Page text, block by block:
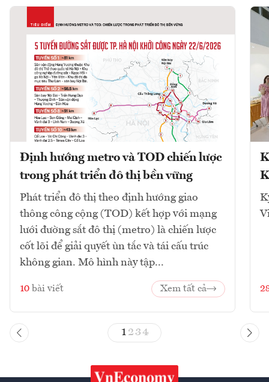
Định hướng metro và TOD chiến lược
trong phát triển đô thị bền vững
Phát triển đô thị theo định hướng giao
thông công cộng (TOD) kết hợp với mạng
lưới đường sắt đô thị (metro) là chiến lược
cốt lõi để giải quyết ùn tắc và tái cấu trúc
không gian. Mô hình này tập...
10 bài viết Xem tất cả
1 23 4